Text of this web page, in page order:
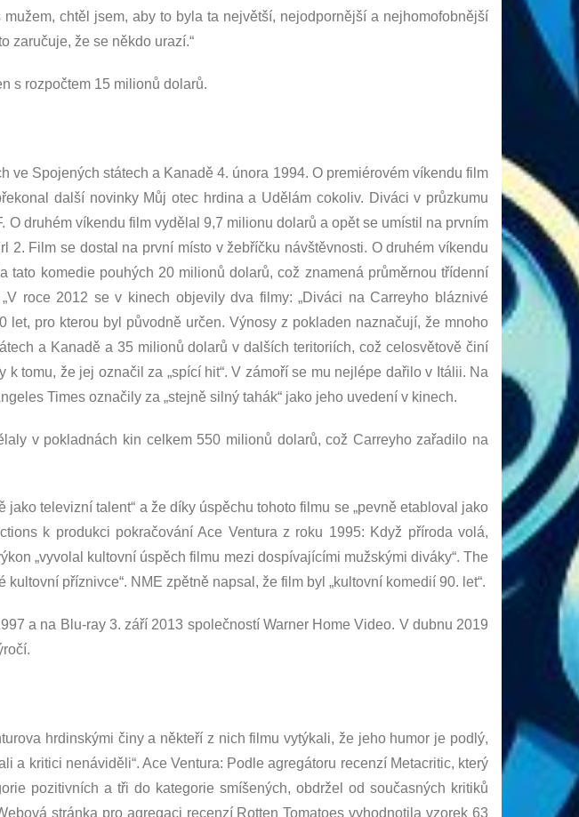
chtěl jsem, aby to byla ta největší, nejodpornější a nejhomofobnější
zaručuje, že se někdo urazí.“
s rozpočtem 15 milionů dolarů.
ve Spojených státech a Kanadě 4. února 1994. O premiérovém víkendu film
další novinky Můj otec hrdina a Udělám cokoliv. Diváci v průzkumu
O druhém víkendu film vydělal 9,7 milionu dolarů a opět se umístil na prvním
Film se dostal na první místo v žebříčku návštěvnosti. O druhém víkendu
tato komedie pouhých 20 milionů dolarů, což znamená průměrnou třídenní
roce 2012 se v kinech objevily dva filmy: „Diváci na Carreyho bláznivé
pro kterou byl původně určen. Výnosy z pokladen naznačují, že mnoho
a Kanadě a 35 milionů dolarů v dalších teritoriích, což celosvětově činí
tomu, že jej označil za „spící hit“. V zámoří se mu nejlépe dařilo v Itálii. Na
Times označily za „stejně silný tahák“ jako jeho uvedení v kinech.
v pokladnách kin celkem 550 milionů dolarů, což Carreyho zařadilo na
televizní talent“ a že díky úspěchu tohoto filmu se „pevně etabloval jako
k produkci pokračování Ace Ventura z roku 1995: Když příroda volá,
„vyvolal kultovní úspěch filmu mezi dospívajícími mužskými diváky“. The
příznivce“. NME zpětně napsal, že film byl „kultovní komedií 90. let“.
a na Blu-ray 3. září 2013 společností Warner Home Video. V dubnu 2019
hrdinskými činy a někteří z nich filmu vytýkali, že jeho humor je podlý,
a kritici nenáviděli“. Ace Ventura: Podle agregátoru recenzí Metacritic, který
pozitivních a tři do kategorie smíšených, obdržel od současných kritiků
stránka pro agregaci recenzí Rotten Tomatoes vyhodnotila vzorek 63